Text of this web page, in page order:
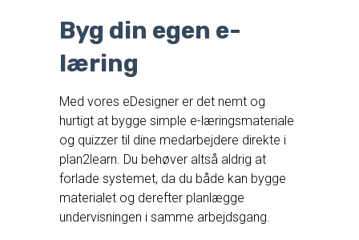
Byg din egen e-
læring
Med vores eDesigner er det nemt og
hurtigt at bygge simple e-læringsmateriale
og quizzer til dine medarbejdere direkte i
plan2learn. Du behøver altså aldrig at
forlade systemet, da du både kan bygge
materialet og derefter planlægge
undervisningen i samme arbejdsgang.